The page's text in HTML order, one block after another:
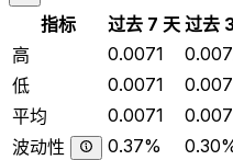
指标 过去 7 天 过去
高
0.0071
低
0.0071
平均
0.0071
波动性
0.37%